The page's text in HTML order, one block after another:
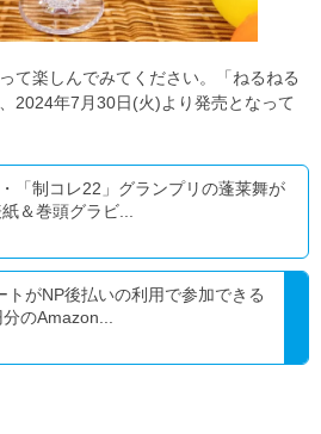
て楽しんでみてください。「ねるねる
2024年7月30日(火)より発売となって
「制コレ22」グランプリの蓬莱舞が
＆巻頭グラビ...
トがNP後払いの利用で参加できる
のAmazon...